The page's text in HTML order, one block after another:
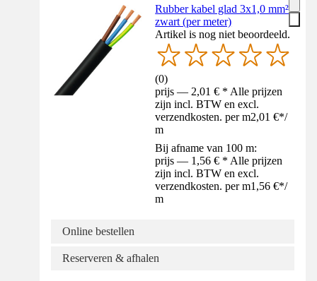
Rubber kabel glad 3x1,0 mm²
zwart (per meter)
Artikel is nog niet beoordeeld.
(0)
prijs — 2,01 € * Alle prijzen
zijn incl. BTW en excl.
verzendkosten. per m2,01 €*/
m
Bij afname van 100 m:
prijs — 1,56 € * Alle prijzen
zijn incl. BTW en excl.
verzendkosten. per m1,56 €*/
m
Online bestellen
Reserveren & afhalen